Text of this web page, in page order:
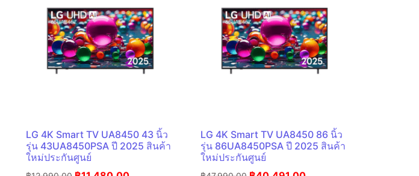
LG 4K Smart TV UA8450 43 นิ้ว
รุ่น 43UA8450PSA ปี 2025 สินค้า
ใหม่ประกันศูนย์
LG 4K Smart TV UA8450 86 นิ้ว
รุ่น 86UA8450PSA ปี 2025 สินค้า
ใหม่ประกันศูนย์